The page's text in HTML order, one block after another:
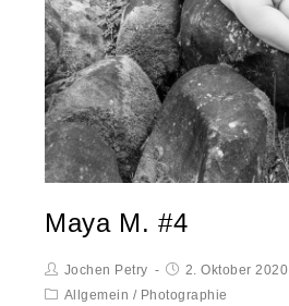
Maya M. #4
Jochen Petry
2. Oktober 2020
Allgemein / Photographie